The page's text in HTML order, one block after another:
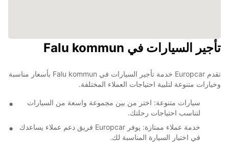
تأجير السيارات في Falu kommun
تقدم Europcar خدمة تأجير السيارات في Falu kommun بأسعار مناسبة
وخيارات متنوعة لتلبية احتياجات العملاء المختلفة.
سيارات متنوعة: اختر من بين مجموعة واسعة من السيارات
لتناسب احتياجات رحلتك.
خدمة عملاء ممتازة: يوفر Europcar فريق دعم عملاء يساعدك
في اختيار السيارة المناسبة لك.